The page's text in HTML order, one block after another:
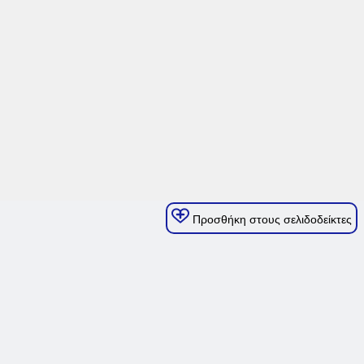
Προσθήκη στους σελιδοδείκτες